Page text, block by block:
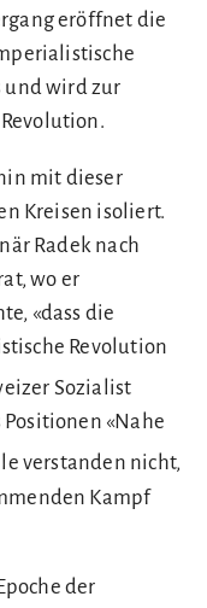
eröffnet die
und wird zur
mit dieser
Kreisen isoliert.
Radek nach
wo er
«dass die
Revolution
Sozialist
«Nahe
verstanden nicht,
Kampf
der